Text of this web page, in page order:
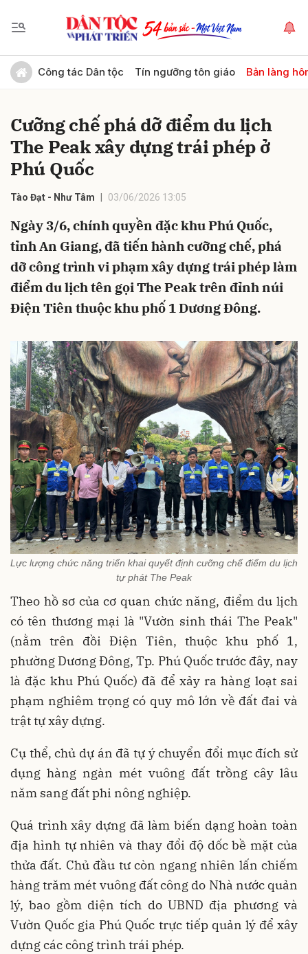
Công tác Dân tộc Tín ngưỡng tôn giáo Bản làng
Cưỡng chế phá dỡ điểm du lịch
The Peak xây dựng trái phép ở
Phú Quốc
Tào Đạt - Như Tâm 03/06/2026 13:05
Ngày 3/6, chính quyền đặc khu Phú Quốc,
tỉnh An Giang, đã tiến hành cưỡng chế, phá
dỡ công trình vi phạm xây dựng trái phép làm
điểm du lịch tên gọi The Peak trên đỉnh núi
Điện Tiên thuộc khu phố 1 Dương Đông.
Lực lượng chức năng triển khai quyết định cưỡng chế điểm du lịch
tự phát The Peak
Theo hồ sơ của cơ quan chức năng, điểm du lịch
có tên thương mại là "Vườn sinh thái The Peak"
(nằm trên đồi Điện Tiên, thuộc khu phố 1,
phường Dương Đông, Tp. Phú Quốc trước đây, nay
là đặc khu Phú Quốc) đã để xảy ra hàng loạt sai
phạm nghiêm trọng có quy mô lớn về đất đai và
trật tự xây dựng.
Cụ thể, chủ dự án đã tự ý chuyển đổi mục đích sử
dụng hàng ngàn mét vuông đất trồng cây lâu
năm sang đất phi nông nghiệp.
Quá trình xây dựng đã làm biến dạng hoàn toàn
địa hình tự nhiên và thay đổi độ dốc bề mặt của
thửa đất. Chủ đầu tư còn ngang nhiên lấn chiếm
hàng trăm mét vuông đất công do Nhà nước quản
lý, bao gồm diện tích do UBND địa phương và
Vườn Quốc gia Phú Quốc trực tiếp quản lý để xây
dựng các công trình trái phép.
Gửi bình luận